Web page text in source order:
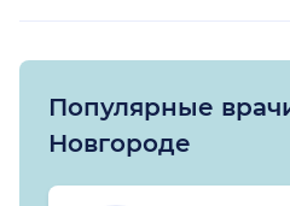
Популярные
Новгороде